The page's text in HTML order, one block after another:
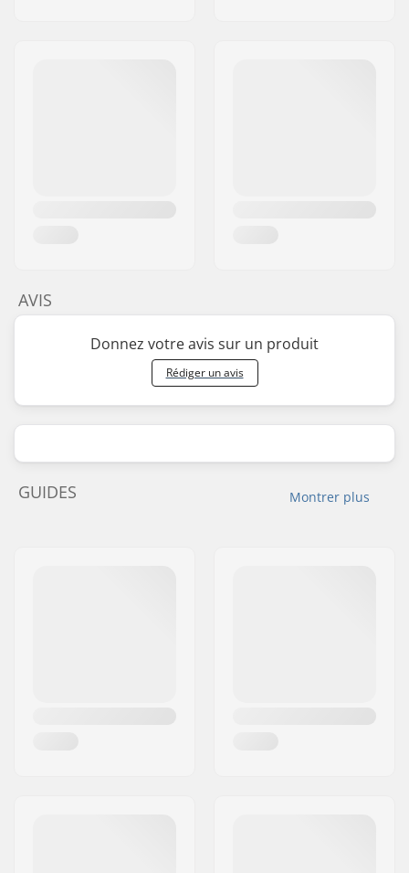
AVIS
Donnez votre avis sur un produit
Rédiger un avis
Montrer plus
GUIDES